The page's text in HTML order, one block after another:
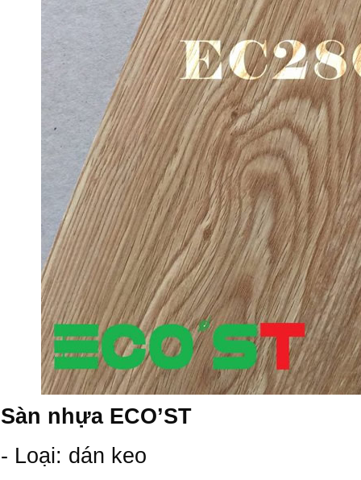
Sàn nhựa ECO’ST
- Loại: dán keo